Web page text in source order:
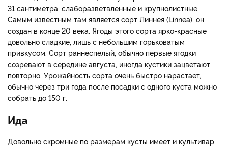
31 сантиметра, слаборазветвленные и крупнолистные.
Самым известным там является сорт Линнея (Linnea), он
создан в конце 20 века. Ягоды этого сорта ярко-красные
довольно сладкие, лишь с небольшим горьковатым
привкусом. Сорт раннеспелый, обычно первые ягодки
созревают в середине августа, иногда кустики зацветают
повторно. Урожайность сорта очень быстро нарастает,
обычно через три года после посадки с одного куста можно
собрать до 150 г.
Ида
Довольно скромные по размерам кусты имеет и культивар